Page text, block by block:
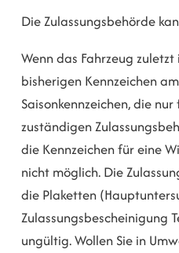
Die Zulassungsbehörde
Wenn das Fahrzeug
bisherigen Kennzeichen
Saisonkennzeichen, die
zuständigen
die Kennzeichen für eine
nicht möglich. Die
die Plaketten
Zulassungsbescheinigung
ungültig. Wollen Sie in